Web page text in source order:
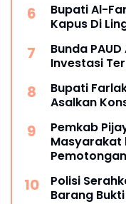
Bupati Al-
Kapus Di
Bunda
Investasi
Bupati
Asalkan
Pemkab
Masyarakat
Polisi
Barang